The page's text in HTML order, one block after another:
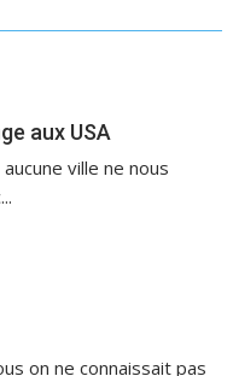
aux USA
ville ne nous
on ne connaissait pas